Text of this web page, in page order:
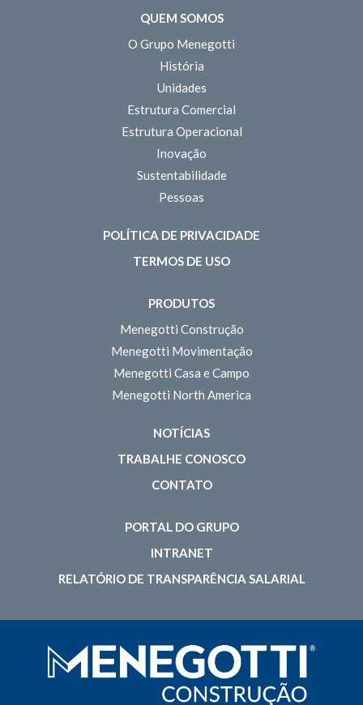
QUEM SOMOS
O Grupo Menegotti
História
Unidades
Estrutura Comercial
Estrutura Operacional
Inovação
Sustentabilidade
Pessoas
POLÍTICA DE PRIVACIDADE
TERMOS DE USO
PRODUTOS
Menegotti Construção
Menegotti Movimentação
Menegotti Casa e Campo
Menegotti North America
NOTÍCIAS
TRABALHE CONOSCO
CONTATO
PORTAL DO GRUPO
INTRANET
RELATÓRIO DE TRANSPARÊNCIA SALARIAL